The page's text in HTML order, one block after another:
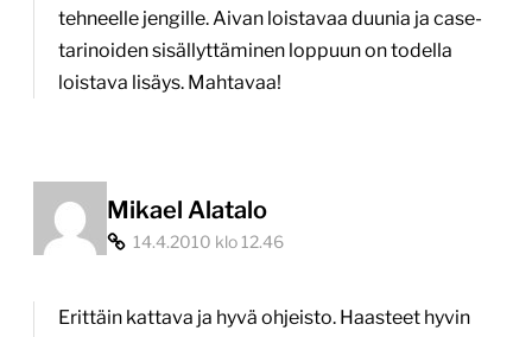
tehneelle jengille. Aivan loistavaa duunia ja case-
tarinoiden sisällyttäminen loppuun on todella
loistava lisäys. Mahtavaa!
Mikael Alatalo
14.4.2010 klo 12.46
Erittäin kattava ja hyvä ohjeisto. Haasteet hyvin